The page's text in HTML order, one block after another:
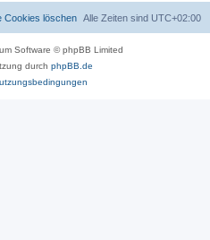
Alle Zeiten sind UTC+02:00
Cookies löschen
Software © phpBB Limited
durch phpBB.de